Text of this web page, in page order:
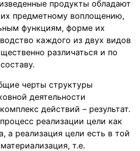
продукты обладают
предметному воплощению,
функциям, форме их
каждого из двух видов
различаться и по
черты структуры
деятельности
действий – результат.
реализации цели как
а реализация цели есть в той
т.е.